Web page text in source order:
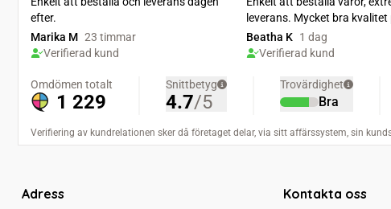
Adress Kontakta oss